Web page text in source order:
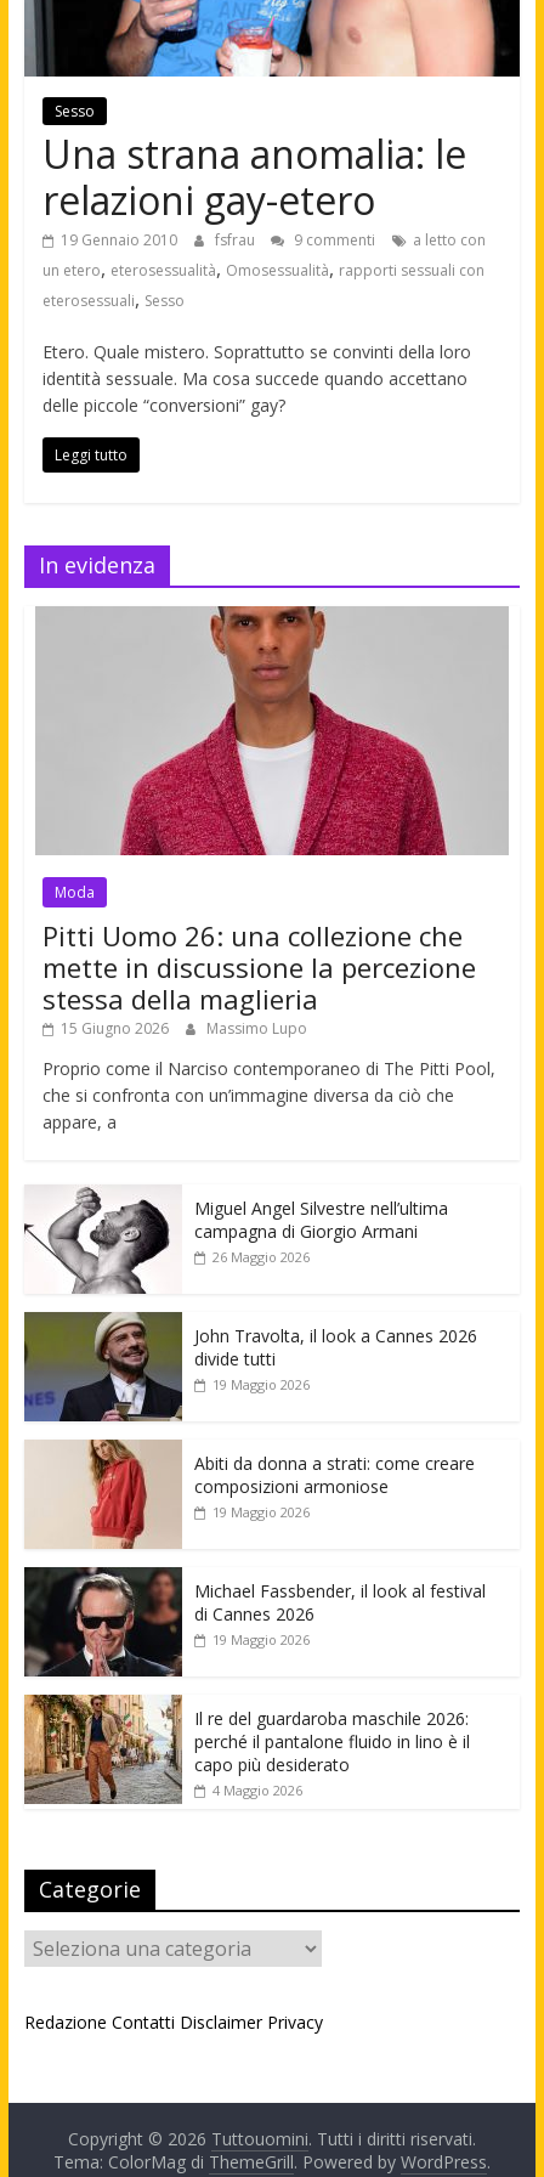
Sesso
Una strana anomalia: le
relazioni gay-etero
19 Gennaio 2010 fsfrau 9 commenti
a letto con
un etero, eterosessualità, Omosessualità, rapporti sessuali con
eterosessuali, Sesso
Etero. Quale mistero. Soprattutto se convinti della loro
identità sessuale. Ma cosa succede quando accettano
delle piccole “conversioni” gay?
Leggi tutto
In evidenza
Moda
Pitti Uomo 26: una collezione che
mette in discussione la percezione
stessa della maglieria
15 Giugno 2026 Massimo Lupo
Proprio come il Narciso contemporaneo di The Pitti Pool,
che si confronta con un’immagine diversa da ciò che
appare, a
Miguel Angel Silvestre nell’ultima
campagna di Giorgio Armani
26 Maggio 2026
John Travolta, il look a Cannes 2026
divide tutti
19 Maggio 2026
Abiti da donna a strati: come creare
composizioni armoniose
19 Maggio 2026
Michael Fassbender, il look al festival
di Cannes 2026
19 Maggio 2026
Il re del guardaroba maschile 2026:
perché il pantalone fluido in lino è il
capo più desiderato
4 Maggio 2026
Categorie
Categorie
Redazione Contatti Disclaimer Privacy
Copyright © 2026 Tuttouomini. Tutti i diritti riservati.
Tema: ColorMag di ThemeGrill. Powered by WordPress.